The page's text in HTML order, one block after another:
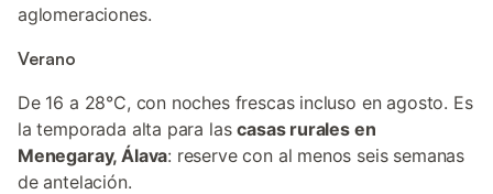
aglomeraciones.
Verano
De 16 a 28°C, con noches frescas incluso en agosto. Es
la temporada alta para lascasas rurales en
Menegaray, Álava: reserve con al menos seis semanas
de antelación.